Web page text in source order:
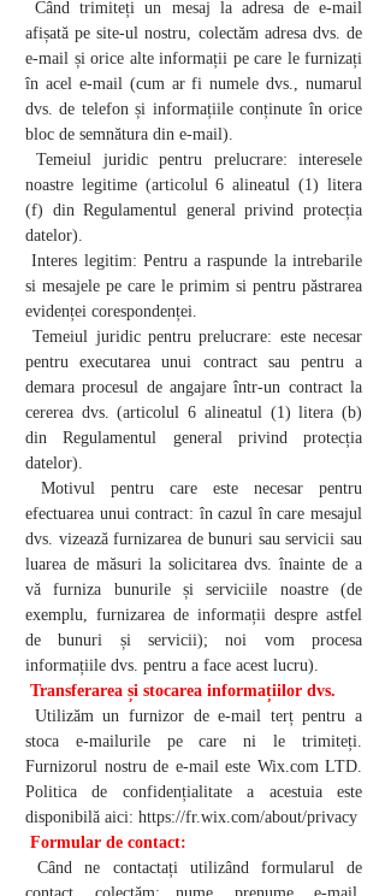
Când trimiteți un mesaj la adresa de e-mail
afișată pe site-ul nostru, colectăm adresa dvs. de
e-mail și orice alte informații pe care le furnizați
în acel e-mail (cum ar fi numele dvs., numarul
dvs. de telefon și informațiile conținute în orice
bloc de semnătura din e-mail).
Temeiul juridic pentru prelucrare: interesele
noastre legitime (articolul 6 alineatul (1) litera
(f) din Regulamentul general privind protecția
datelor).
Interes legitim: Pentru a raspunde la intrebarile
si mesajele pe care le primim si pentru păstrarea
evidenței corespondenței.
Temeiul juridic pentru prelucrare: este necesar
pentru executarea unui contract sau pentru a
demara procesul de angajare într-un contract la
cererea dvs. (articolul 6 alineatul (1) litera (b)
din Regulamentul general privind protecția
datelor).
Motivul pentru care este necesar pentru
efectuarea unui contract: în cazul în care mesajul
dvs. vizează furnizarea de bunuri sau servicii sau
luarea de măsuri la solicitarea dvs. înainte de a
vă furniza bunurile și serviciile noastre (de
exemplu, furnizarea de informații despre astfel
de bunuri și servicii); noi vom procesa
informațiile dvs. pentru a face acest lucru).
Transferarea și stocarea informațiilor dvs.
Utilizăm un furnizor de e-mail terț pentru a
stoca e-mailurile pe care ni le trimiteți.
Furnizorul nostru de e-mail este Wix.com LTD.
Politica de confidențialitate a acestuia este
disponibilă aici: https://fr.wix.com/about/privacy
Formular de contact:
Când ne contactați utilizând formularul de